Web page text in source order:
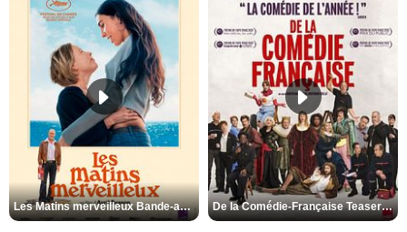
Les Matins merveilleux Bande-annonce VF De la Comédie-Française Teaser VF